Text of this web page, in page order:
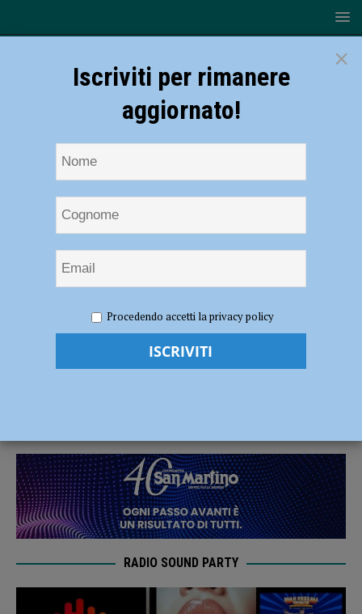
Insieme” a Fiorenzuola d’Arda fino al 6 gennaio 2020
“Natale Insieme” a Fiorenzuola d’Arda
RADIO SOUND PARTY
×
Iscriviti per rimanere
aggiornato!
Procedendo accetti la privacy policy